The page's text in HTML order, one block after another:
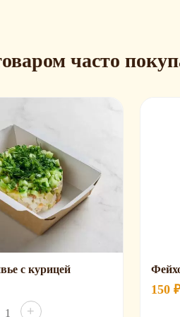
часто
с курицей
+
150